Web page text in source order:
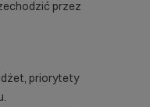
przez
priorytety